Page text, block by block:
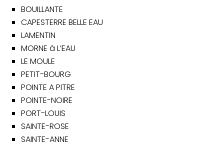
BOUILLANTE
CAPESTERRE BELLE EAU
LAMENTIN
MORNE à L’EAU
LE MOULE
PETIT-BOURG
POINTE A PITRE
POINTE-NOIRE
PORT-LOUIS
SAINTE-ROSE
SAINTE-ANNE